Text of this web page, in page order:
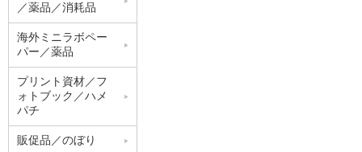
／薬品／消耗品
海外ミニラボペー
パー／薬品
プリント資材／フ
ォトブック／ハメ
パチ
販促品／のぼり